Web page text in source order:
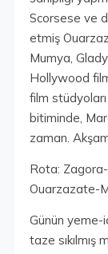
Scorsese ve
etmiş
Mumya,
Hollywood
film
bitiminde,
zaman.
Rota:
Ouarzazate-
Günün yeme-
taze sıkılmış